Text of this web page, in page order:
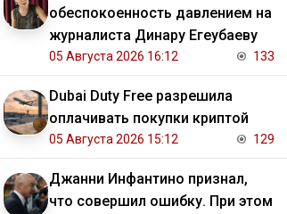
обеспокоенность давлением на
журналиста Динару Егеубаеву
05 Августа 2026 16:12 133
Dubai Duty Free разрешила
оплачивать покупки криптой
05 Августа 2026 15:12 129
Джанни Инфантино признал,
что совершил ошибку. При этом